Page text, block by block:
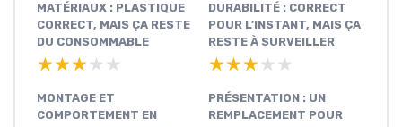
MATÉRIAUX : PLASTIQUE
CORRECT, MAIS ÇA RESTE
DU CONSOMMABLE
★★★★★
★★★★★
DURABILITÉ : CORRECT
POUR L’INSTANT, MAIS ÇA
RESTE À SURVEILLER
★★★★★
★★★★★
MONTAGE ET
COMPORTEMENT EN
PRÉSENTATION : UN
REMPLACEMENT POUR